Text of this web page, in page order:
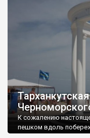
К сожалению
пешком вдоль